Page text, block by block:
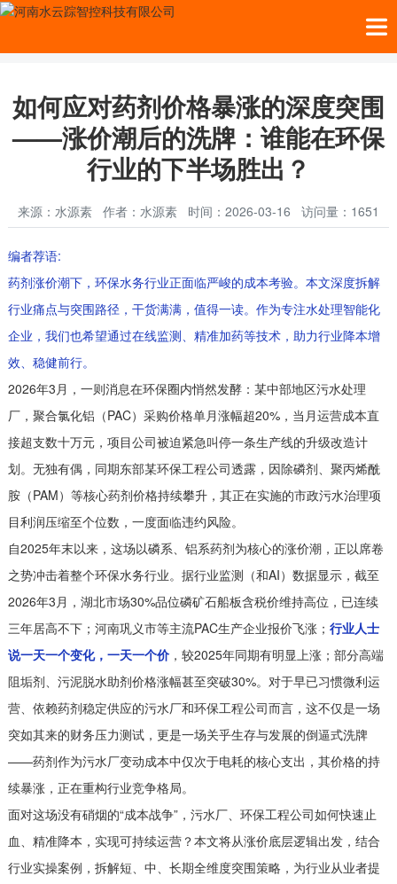
如何应对药剂价格暴涨的深度突围
——涨价潮后的洗牌：谁能在环保
行业的下半场胜出？
来源：水源素 作者：水源素 时间：2026-03-16 访问量：1651
编者荐语:
药剂涨价潮下，环保水务行业正面临严峻的成本考验。本文深度拆解
行业痛点与突围路径，干货满满，值得一读。作为专注水处理智能化
企业，我们也希望通过在线监测、精准加药等技术，助力行业降本增
效、稳健前行。
2026年3月，一则消息在环保圈内悄然发酵：某中部地区污水处理
厂，聚合氯化铝（PAC）采购价格单月涨幅超20%，当月运营成本直
接超支数十万元，项目公司被迫紧急叫停一条生产线的升级改造计
划。无独有偶，同期东部某环保工程公司透露，因除磷剂、聚丙烯酰
胺（PAM）等核心药剂价格持续攀升，其正在实施的市政污水治理项
目利润压缩至个位数，一度面临违约风险。
自2025年末以来，这场以磷系、铝系药剂为核心的涨价潮，正以席卷
之势冲击着整个环保水务行业。据行业监测（和AI）数据显示，截至
2026年3月，湖北市场30%品位磷矿石船板含税价维持高位，已连续
三年居高不下；河南巩义市等主流PAC生产企业报价飞涨； 行业人士
说一天一个变化，一天一个价，较2025年同期有明显上涨；部分高端
阻垢剂、污泥脱水助剂价格涨幅甚至突破30%。对于早已习惯微利运
营、依赖药剂稳定供应的污水厂和环保工程公司而言，这不仅是一场
突如其来的财务压力测试，更是一场关乎生存与发展的倒逼式洗牌
——药剂作为污水厂变动成本中仅次于电耗的核心支出，其价格的持
续暴涨，正在重构行业竞争格局。
面对这场没有硝烟的“成本战争”，污水厂、环保工程公司如何快速止
血、精准降本，实现可持续运营？本文将从涨价底层逻辑出发，结合
行业实操案例，拆解短、中、长期全维度突围策略，为行业从业者提